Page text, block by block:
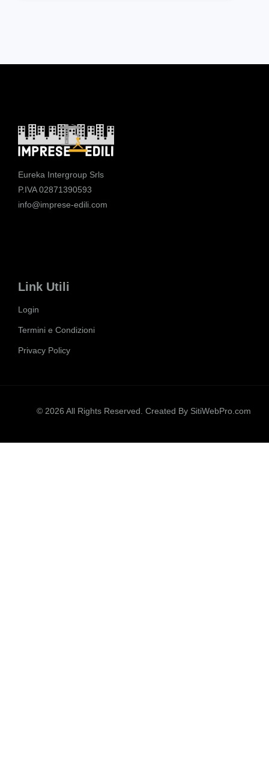
Eureka Intergroup Srls
P.IVA 02871390593
info@imprese-edili.com
Link Utili
Login
Termini e Condizioni
Privacy Policy
© 2026 All Rights Reserved. Created By SitiWebPro.com